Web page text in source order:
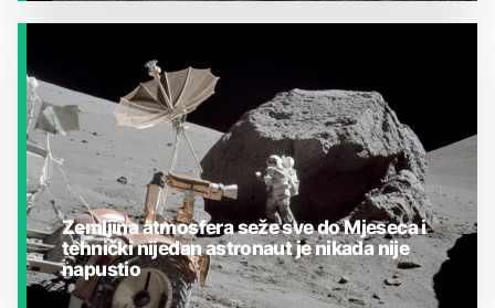
Zemljina atmosfera seže sve do Mjeseca i
tehnički nijedan astronaut je nikada nije
napustio